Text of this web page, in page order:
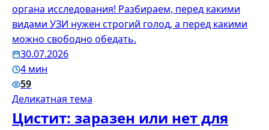
органа исследования! Разбираем, перед какими
видами УЗИ нужен строгий голод, а перед какими
можно свободно обедать.
30.07.2026
4 мин
59
Деликатная тема
Цистит: заразен или нет для